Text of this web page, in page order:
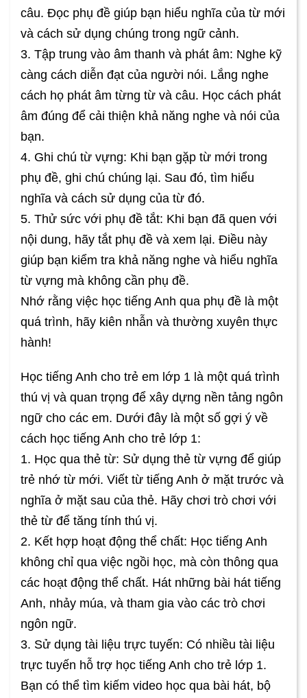
câu. Đọc phụ đề giúp bạn hiểu nghĩa của từ mới
và cách sử dụng chúng trong ngữ cảnh.
3. Tập trung vào âm thanh và phát âm: Nghe kỹ
càng cách diễn đạt của người nói. Lắng nghe
cách họ phát âm từng từ và câu. Học cách phát
âm đúng để cải thiện khả năng nghe và nói của
bạn.
4. Ghi chú từ vựng: Khi bạn gặp từ mới trong
phụ đề, ghi chú chúng lại. Sau đó, tìm hiểu
nghĩa và cách sử dụng của từ đó.
5. Thử sức với phụ đề tắt: Khi bạn đã quen với
nội dung, hãy tắt phụ đề và xem lại. Điều này
giúp bạn kiểm tra khả năng nghe và hiểu nghĩa
từ vựng mà không cần phụ đề.
Nhớ rằng việc học tiếng Anh qua phụ đề là một
quá trình, hãy kiên nhẫn và thường xuyên thực
hành!
Học tiếng Anh cho trẻ em lớp 1 là một quá trình
thú vị và quan trọng để xây dựng nền tảng ngôn
ngữ cho các em. Dưới đây là một số gợi ý về
cách học tiếng Anh cho trẻ lớp 1:
1. Học qua thẻ từ: Sử dụng thẻ từ vựng để giúp
trẻ nhớ từ mới. Viết từ tiếng Anh ở mặt trước và
nghĩa ở mặt sau của thẻ. Hãy chơi trò chơi với
thẻ từ để tăng tính thú vị.
2. Kết hợp hoạt động thể chất: Học tiếng Anh
không chỉ qua việc ngồi học, mà còn thông qua
các hoạt động thể chất. Hát những bài hát tiếng
Anh, nhảy múa, và tham gia vào các trò chơi
ngôn ngữ.
3. Sử dụng tài liệu trực tuyến: Có nhiều tài liệu
trực tuyến hỗ trợ học tiếng Anh cho trẻ lớp 1.
Bạn có thể tìm kiếm video học qua bài hát, bộ